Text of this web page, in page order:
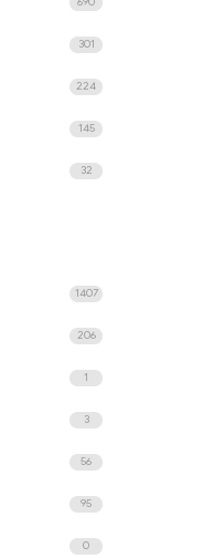
301
224
145
32
1407
206
1
3
56
95
0